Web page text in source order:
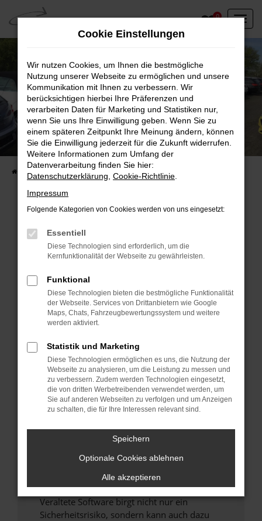
Zum
Hauptinhalt
springen
0
Unser Fahrzeugbestand vor Ort
Entdecken Sie unsere sofort verfügbaren
Fahrzeugangebote
Fehler: Network Error
Beim Laden ist ein Fehler aufgetreten.
Hier sind ein paar Tipps, die dir helfen können:
Überprüfe deine Firewall und deine
Internetverbindung.
Laden andere Webseiten, zum Beispiel deine
Suchmaschine?
Manche Erweiterungen, wie Werbeblocker,
können das Laden bestimmter Seiten
verhindern. Funktioniert die Seite in einem
anderen Browser oder in einem privaten
Fenster?
Das kann manchmal helfen, vorübergehende
Probleme zu beheben.
Stelle sicher, dass dein Browser und dein
Betriebssystem auf dem neuesten Stand
sind.
Veraltete Software birgt nicht nur ein
Sicherheitsrisiko, sondern kann auch dazu
Cookie Einstellungen
Wir nutzen Cookies, um Ihnen die bestmögliche
Nutzung unserer Webseite zu ermöglichen und unsere
Kommunikation mit Ihnen zu verbessern. Wir
berücksichtigen hierbei Ihre Präferenzen und
verarbeiten Daten für Marketing und Statistiken nur,
wenn Sie uns Ihre Einwilligung geben. Wenn Sie zu
einem späteren Zeitpunkt Ihre Meinung ändern, können
Sie die Einwilligung jederzeit für die Zukunft widerrufen.
Weitere Informationen zum Umfang der
Datenverarbeitung finden Sie hier:
Datenschutzerklärung Cookie-Richtlinie
Impressum
Folgende Kategorien von Cookies werden von uns eingesetzt:
Essentiell
Diese Technologien sind erforderlich, um die
Kernfunktionalität der Webseite zu gewährleisten.
Funktional
Diese Technologien bieten die bestmögliche Funktionalität
der Webseite. Services von Drittanbietern wie Google
Maps, Chats, Fahrzeugbewertungssystem und weitere
werden aktiviert.
Statistik und Marketing
Diese Technologien ermöglichen es uns, die Nutzung der
Webseite zu analysieren, um die Leistung zu messen und
zu verbessern. Zudem werden Technologien eingesetzt,
die von dritten Werbetreibenden verwendet werden, um
Sie auf anderen Webseiten zu verfolgen und um Anzeigen
zu schalten, die für Ihre Interessen relevant sind.
Speichern
Optionale Cookies ablehnen
Alle akzeptieren